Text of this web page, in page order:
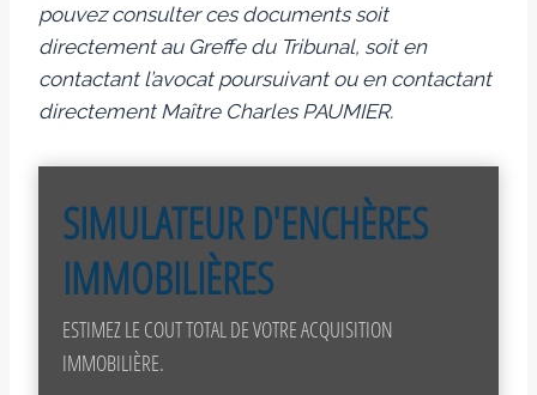
pouvez consulter ces documents soit
directement au Greffe du Tribunal, soit en
contactant l’avocat poursuivant ou en contactant
directement Maître Charles PAUMIER.
SIMULATEUR D'ENCHÈRES
IMMOBILIÈRES
ESTIMEZ LE COUT TOTAL DE VOTRE ACQUISITION
IMMOBILIÈRE.